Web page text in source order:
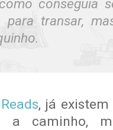
conseguia
para transar,
, já
caminho,